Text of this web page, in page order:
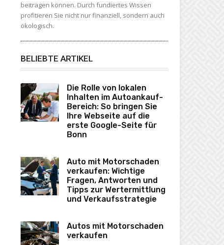
beitragen können. Durch fundiertes Wissen
profitieren Sie nicht nur finanziell, sondern auch
ökologisch.
BELIEBTE ARTIKEL
Die Rolle von lokalen
Inhalten im Autoankauf-
Bereich: So bringen Sie
Ihre Webseite auf die
erste Google-Seite für
Bonn
Auto mit Motorschaden
verkaufen: Wichtige
Fragen, Antworten und
Tipps zur Wertermittlung
und Verkaufsstrategie
Autos mit Motorschaden
verkaufen